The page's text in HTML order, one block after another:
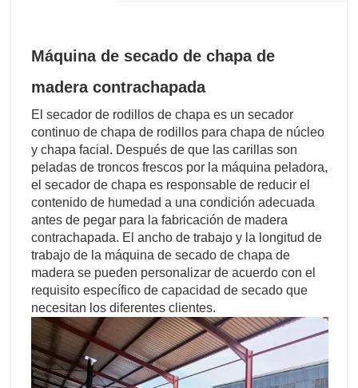
Máquina de secado de chapa de
madera contrachapada
El secador de rodillos de chapa es un secador
continuo de chapa de rodillos para chapa de núcleo
y chapa facial. Después de que las carillas son
peladas de troncos frescos por la máquina peladora,
el secador de chapa es responsable de reducir el
contenido de humedad a una condición adecuada
antes de pegar para la fabricación de madera
contrachapada. El ancho de trabajo y la longitud de
trabajo de la máquina de secado de chapa de
madera se pueden personalizar de acuerdo con el
requisito específico de capacidad de secado que
necesitan los diferentes clientes.